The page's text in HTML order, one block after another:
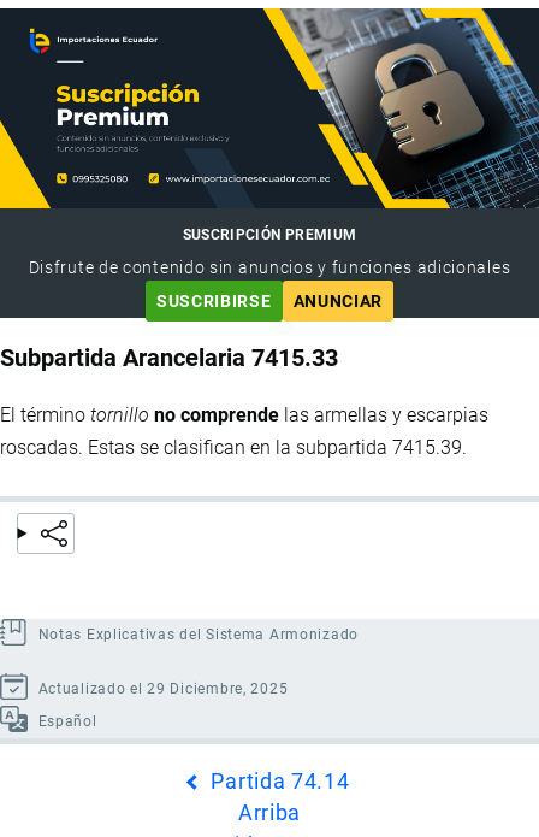
SUSCRIPCIÓN PREMIUM
Disfrute de contenido sin anuncios y funciones adicionales
SUSCRIBIRSE
ANUNCIAR
Subpartida Arancelaria 7415.33
El término tornillo no comprende las armellas y escarpias
roscadas. Estas se clasifican en la subpartida 7415.39.
Notas Explicativas del Sistema Armonizado
Actualizado el 29 Diciembre, 2025
Español
Partida 74.14
Arriba